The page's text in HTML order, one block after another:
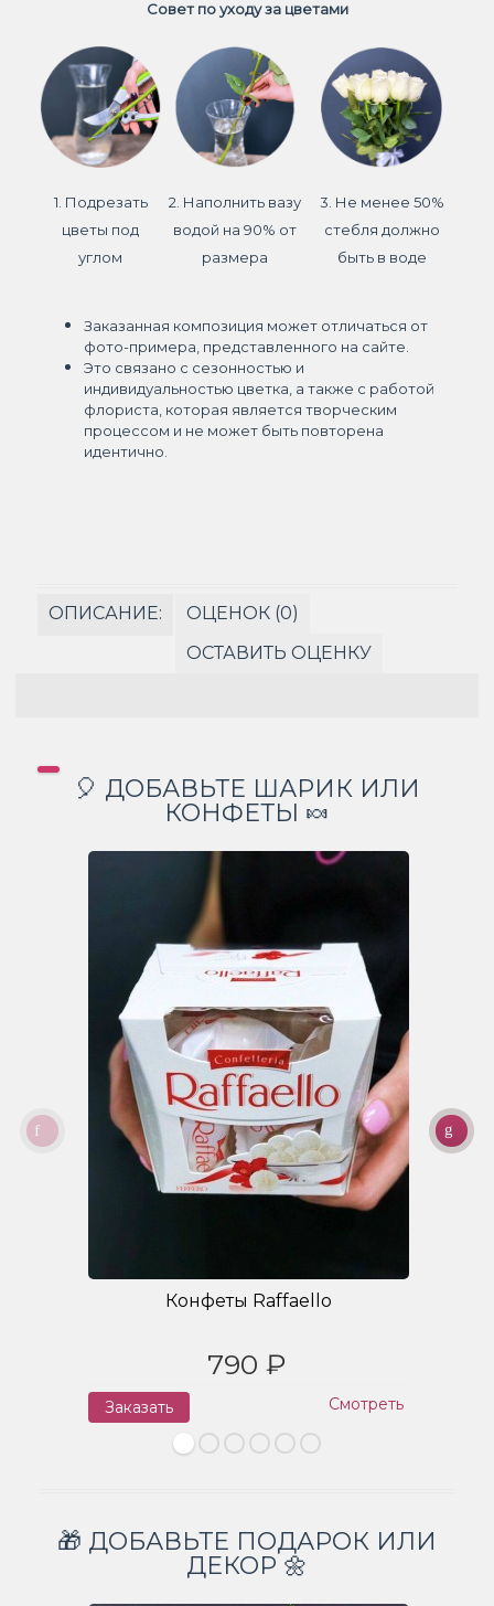
Совет по уходу за цветами
1. Подрезать
цветы под
углом
2. Наполнить вазу
водой на 90% от
размера
3. Не менее 50%
стебля должно
быть в воде
Заказанная композиция может отличаться от
фото-примера, представленного на сайте.
Это связано с сезонностью и
индивидуальностью цветка, а также с работой
флориста, которая является творческим
процессом и не может быть повторена
идентично.
ОПИСАНИЕ:
ОЦЕНОК (0)
ОСТАВИТЬ ОЦЕНКУ
🎈 ДОБАВЬТЕ ШАРИК ИЛИ
КОНФЕТЫ 🍬
Конфеты Raffaello
790 ₽
Заказать Смотреть
🎁 ДОБАВЬТЕ ПОДАРОК ИЛИ
ДЕКОР 🌼